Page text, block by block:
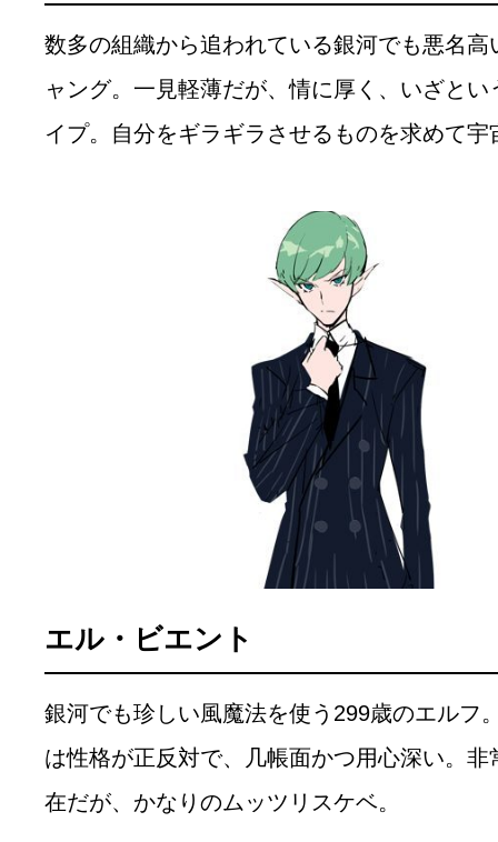
数多の組織から追われている銀河でも悪名高
ャング。一見軽薄だが、情に厚く、いざと
イプ。自分をギラギラさせるものを求めて宇
エル・ビエント
銀河でも珍しい風魔法を使う299歳のエルフ
は性格が正反対で、几帳面かつ用心深い。非
在だが、かなりのムッツリスケベ。